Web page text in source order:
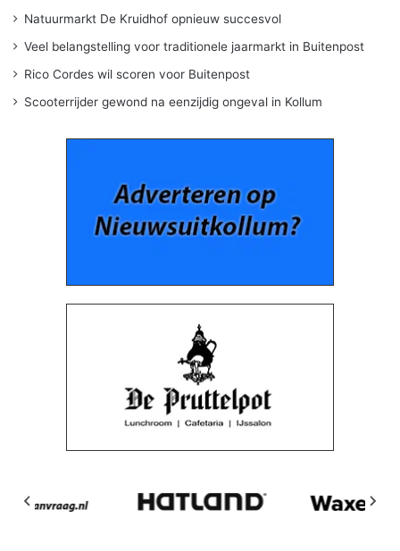
Natuurmarkt De Kruidhof opnieuw succesvol
Veel belangstelling voor traditionele jaarmarkt in Buitenpost
Rico Cordes wil scoren voor Buitenpost
Scooterrijder gewond na eenzijdig ongeval in Kollum